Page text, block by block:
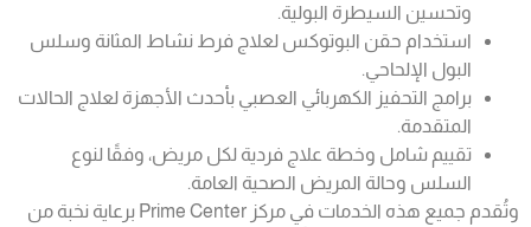
وتحسين السيطرة البولية.
استخدام حقن البوتوكس لعلاج فرط نشاط المثانة وسلس
البول الإلحاحي.
برامج التحفيز الكهربائي العصبي بأحدث الأجهزة لعلاج الحالات
المتقدمة.
تقييم شامل وخطة علاج فردية لكل مريض، وفقًا لنوع
السلس وحالة المريض الصحية العامة.
وتُقدم جميع هذه الخدمات في مركز Prime Center برعاية نخبة من